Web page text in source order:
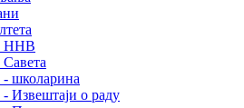
ННВ
школарина
Извештаји о раду